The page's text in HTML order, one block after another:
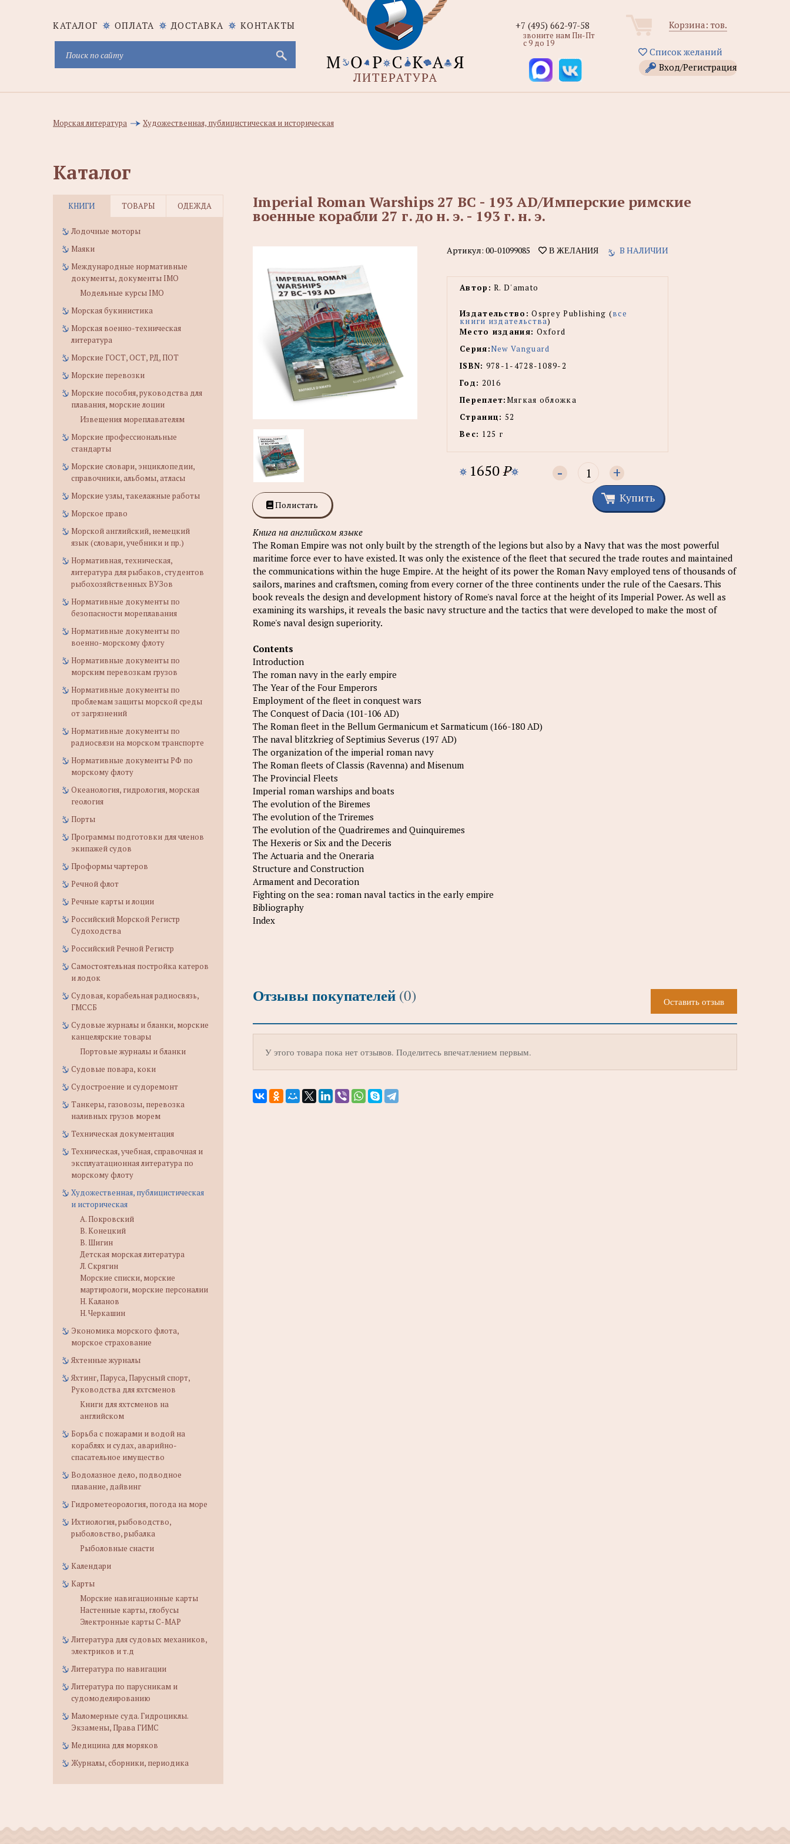
КАТАЛОГ ОПЛАТА ДОСТАВКА КОНТАКТЫ Корзина: тов.
Список желаний
Вход/Регистрация
+7 (495) 662-97-58
звоните нам Пн-Пт
с 9 до 19
Морская литература Художественная, публицистическая и историческая
Каталог
КНИГИ ТОВАРЫ ОДЕЖДА
Лодочные моторы
Маяки
Международные нормативные
документы, документы IMO
Модельные курсы IMO
Морская букинистика
Морская военно-техническая
литература
Морские ГОСТ, ОСТ, РД, ПОТ
Морские перевозки
Морские пособия, руководства для
плавания, морские лоции
Извещения мореплавателям
Морские профессиональные
стандарты
Морские словари, энциклопедии,
справочники, альбомы, атласы
Морские узлы, такелажные работы
Морское право
Морской английский, немецкий
язык (словари, учебники и пр.)
Нормативная, техническая,
литература для рыбаков, студентов
рыбохозяйственных ВУЗов
Нормативные документы по
безопасности мореплавания
Нормативные документы по
военно-морскому флоту
Нормативные документы по
морским перевозкам грузов
Нормативные документы по
проблемам защиты морской среды
от загрязнений
Нормативные документы по
радиосвязи на морском транспорте
Нормативные документы РФ по
морскому флоту
Океанология, гидрология, морская
геология
Порты
Программы подготовки для членов
экипажей судов
Проформы чартеров
Речной флот
Речные карты и лоции
Российский Морской Регистр
Судоходства
Российский Речной Регистр
Самостоятельная постройка катеров
и лодок
Судовая, корабельная радиосвязь,
ГМССБ
Судовые журналы и бланки, морские
канцелярские товары
Портовые журналы и бланки
Судовые повара, коки
Судостроение и судоремонт
Танкеры, газовозы, перевозка
наливных грузов морем
Техническая документация
Техническая, учебная, справочная и
эксплуатационная литература по
морскому флоту
Художественная, публицистическая
и историческая
А. Покровский
В. Конецкий
В. Шигин
Детская морская литература
Л. Скрягин
Морские списки, морские
мартирологи, морские персоналии
Н. Каланов
Н. Черкашин
Экономика морского флота,
морское страхование
Яхтенные журналы
Яхтинг, Паруса, Парусный спорт,
Руководства для яхтсменов
Книги для яхтсменов на
английском
Борьба с пожарами и водой на
кораблях и судах, аварийно-
спасательное имущество
Водолазное дело, подводное
плавание, дайвинг
Гидрометеорология, погода на море
Ихтиология, рыбоводство,
рыболовство, рыбалка
Рыболовные снасти
Календари
Карты
Морские навигационные карты
Настенные карты, глобусы
Электронные карты C-MAP
Литература для судовых механиков,
электриков и т.д
Литература по навигации
Литература по парусникам и
судомоделированию
Маломерные суда. Гидроциклы.
Экзамены, Права ГИМС
Медицина для моряков
Журналы, сборники, периодика
Imperial Roman Warships 27 BC - 193 AD/Имперские римские
военные корабли 27 г. до н. э. - 193 г. н. э.
Полистать
Артикул: 00-01099085 В ЖЕЛАНИЯ В НАЛИЧИИ
Автор: R. D'amato
Издательство: Osprey Publishing (все
книги издательства)
Место издания: Oxford
Серия:New Vanguard
ISBN: 978-1-4728-1089-2
Год: 2016
Переплет:Мягкая обложка
Страниц: 52
Вес: 125 г
1650P - +
Купить
Книга на английском языке
The Roman Empire was not only built by the strength of the legions but also by a Navy that was the most powerful
maritime force ever to have existed. It was only the existence of the fleet that secured the trade routes and maintained
the communications within the huge Empire. At the height of its power the Roman Navy employed tens of thousands of
sailors, marines and craftsmen, coming from every corner of the three continents under the rule of the Caesars. This
book reveals the design and development history of Rome's naval force at the height of its Imperial Power. As well as
examining its warships, it reveals the basic navy structure and the tactics that were developed to make the most of
Rome's naval design superiority.
Contents
Introduction
The roman navy in the early empire
The Year of the Four Emperors
Employment of the fleet in conquest wars
The Conquest of Dacia (101-106 AD)
The Roman fleet in the Bellum Germanicum et Sarmaticum (166-180 AD)
The naval blitzkrieg of Septimius Severus (197 AD)
The organization of the imperial roman navy
The Roman fleets of Classis (Ravenna) and Misenum
The Provincial Fleets
Imperial roman warships and boats
The evolution of the Biremes
The evolution of the Triremes
The evolution of the Quadriremes and Quinquiremes
The Hexeris or Six and the Deceris
The Actuaria and the Oneraria
Structure and Construction
Armament and Decoration
Fighting on the sea: roman naval tactics in the early empire
Bibliography
Index
Отзывы покупателей (0) Оставить отзыв
У этого товара пока нет отзывов. Поделитесь впечатлением первым.